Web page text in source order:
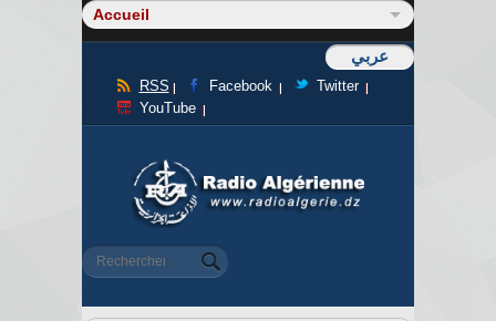
عربي
RSS Facebook
Twitter
YouTube
Formulaire de recherche
Rechercher